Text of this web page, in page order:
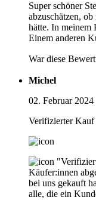
Super schöner
abzuschätzen,
hätte. In meinem
Einem anderen
War diese
Michel
02. Februar 2024
Verifizierter Kauf
Käufer:innen
bei uns gekauft
alle, die ein